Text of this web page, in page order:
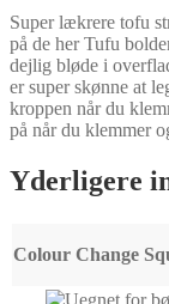
Super lækrere tofu
på de her Tufu
dejlig bløde i
er super skønne at
kroppen når du
på når du klemmer
Yderligere
Colour Change